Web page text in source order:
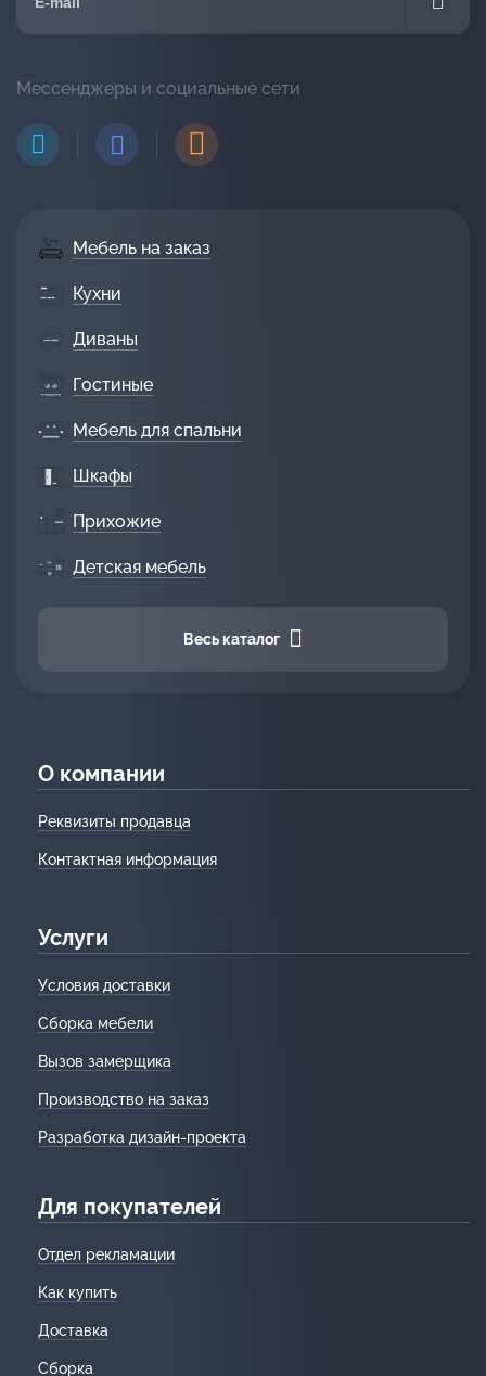
Мебель на заказ
Кухни
Диваны
Гостиные
Мебель для спальни
Шкафы
Прихожие
Детская мебель
Весь каталог
О компании
Реквизиты продавца
Контактная информация
Услуги
Условия доставки
Сборка мебели
Вызов замерщика
Производство на заказ
Разработка дизайн-проекта
Для покупателей
Отдел рекламации
Как купить
Доставка
Сборка
Мессенджеры и социальные сети